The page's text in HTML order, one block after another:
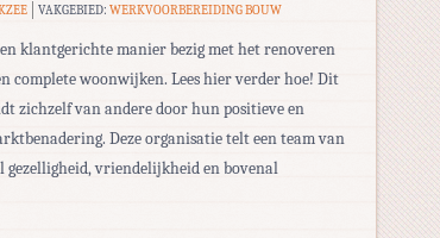
VAKGEBIED:WERKVOORBEREIDING BOUW
klantgerichte manier bezig met het renoveren
complete woonwijken. Lees hier verder hoe! Dit
zichzelf van andere door hun positieve en
Deze organisatie telt een team van
gezelligheid, vriendelijkheid en bovenal